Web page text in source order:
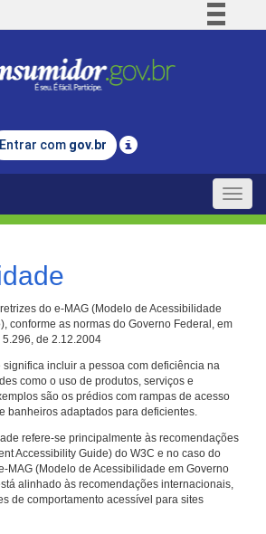
Comunica BR
Legislação
Entrar com gov.br
Toggle
do e-MAG (Modelo de Acessibilidade
conforme as normas do Governo Federal, em
de 2.12.2004
incluir a pessoa com deficiência na
como o uso de produtos, serviços e
são os prédios com rampas de acesso
banheiros adaptados para deficientes.
refere-se principalmente às recomendações
Accessibility Guide) do W3C e no caso do
MAG (Modelo de Acessibilidade em Governo
alinhado às recomendações internacionais,
de comportamento acessível para sites